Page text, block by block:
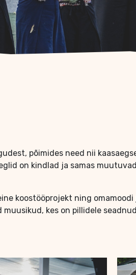
põimides need nii
on kindlad ja samas
koostööprojekt ning
kes on pillidele